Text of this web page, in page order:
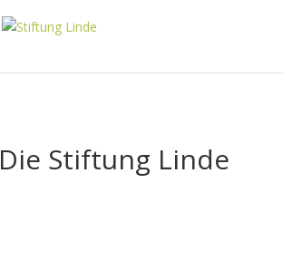
Die Stiftung Linde